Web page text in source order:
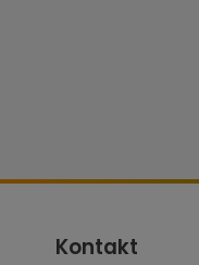
Kontakt